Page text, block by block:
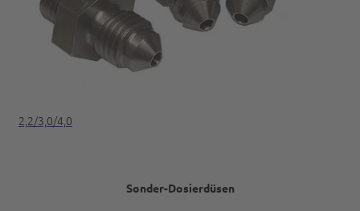
2,2/3,0/4,0
Sonder-Dosierdüsen